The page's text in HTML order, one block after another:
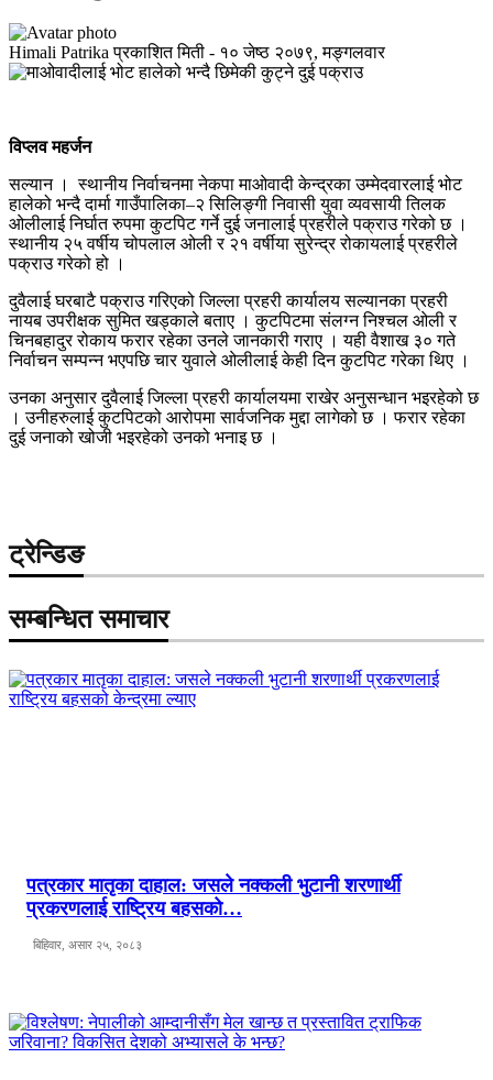
Himali Patrika प्रकाशित मिती - १० जेष्ठ २०७९, मङ्गलवार
विप्लव महर्जन
सल्यान । स्थानीय निर्वाचनमा नेकपा माओवादी केन्द्रका उम्मेदवारलाई भोट
हालेको भन्दै दार्मा गाउँपालिका–२ सिलिङ्गी निवासी युवा व्यवसायी तिलक
ओलीलाई निर्घात रुपमा कुटपिट गर्ने दुई जनालाई प्रहरीले पक्राउ गरेको छ ।
स्थानीय २५ वर्षीय चोपलाल ओली र २१ वर्षीया सुरेन्द्र रोकायलाई प्रहरीले
पक्राउ गरेको हो ।
दुवैलाई घरबाटै पक्राउ गरिएको जिल्ला प्रहरी कार्यालय सल्यानका प्रहरी
नायब उपरीक्षक सुमित खड्काले बताए । कुटपिटमा संलग्न निश्चल ओली र
चिनबहादुर रोकाय फरार रहेका उनले जानकारी गराए । यही वैशाख ३० गते
निर्वाचन सम्पन्न भएपछि चार युवाले ओलीलाई केही दिन कुटपिट गरेका थिए ।
उनका अनुसार दुवैलाई जिल्ला प्रहरी कार्यालयमा राखेर अनुसन्धान भइरहेको छ
। उनीहरुलाई कुटपिटको आरोपमा सार्वजनिक मुद्दा लागेको छ । फरार रहेका
दुई जनाको खोजी भइरहेको उनको भनाइ छ ।
ट्रेन्डिङ
सम्बन्धित समाचार
पत्रकार मातृका दाहाल: जसले नक्कली भुटानी शरणार्थी
प्रकरणलाई राष्ट्रिय बहसको…
बिहिवार, असार २५, २०८३